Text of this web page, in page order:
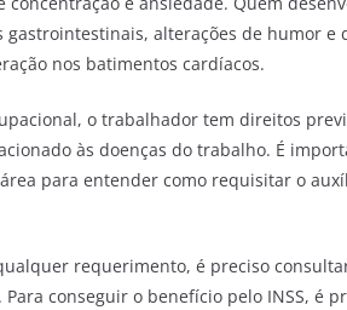
alterações de humor e
nos batimentos cardíacos.
o trabalhador tem direitos
às doenças do trabalho. É
para entender como requisitar o
requerimento, é preciso
conseguir o benefício pelo INSS, é